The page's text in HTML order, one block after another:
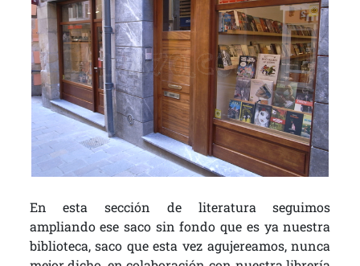
En esta sección de literatura seguimos
ampliando ese saco sin fondo que es ya nuestra
biblioteca, saco que esta vez agujereamos, nunca